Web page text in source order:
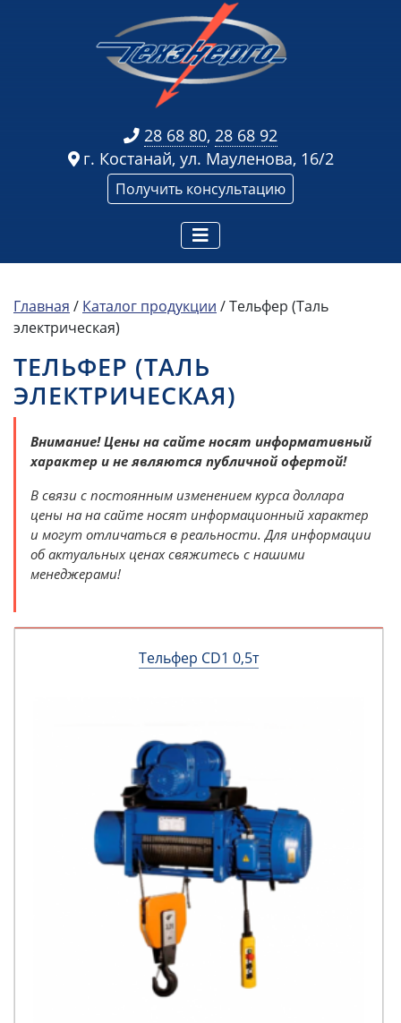
28 68 80, 28 68 92
г. Костанай, ул. Мауленова, 16/2
Получить консультацию
Главная / Каталог продукции / Тельфер (Таль
электрическая)
ТЕЛЬФЕР (ТАЛЬ
ЭЛЕКТРИЧЕСКАЯ)
Внимание! Цены на сайте носят информативный
характер и не являются публичной офертой!
В связи с постоянным изменением курса доллара
цены на на сайте носят информационный характер
и могут отличаться в реальности. Для информации
об актуальных ценах свяжитесь с нашими
менеджерами!
Тельфер CD1 0,5т